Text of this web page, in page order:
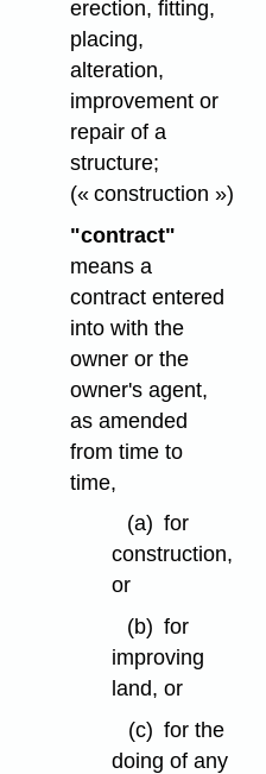
erection, fitting,
placing,
alteration,
improvement or
repair of a
structure;
(« construction »)
"contract"
means a
contract entered
into with the
owner or the
owner's agent,
as amended
from time to
time,
(a) for
construction,
or
(b) for
improving
land, or
(c) for the
doing of any